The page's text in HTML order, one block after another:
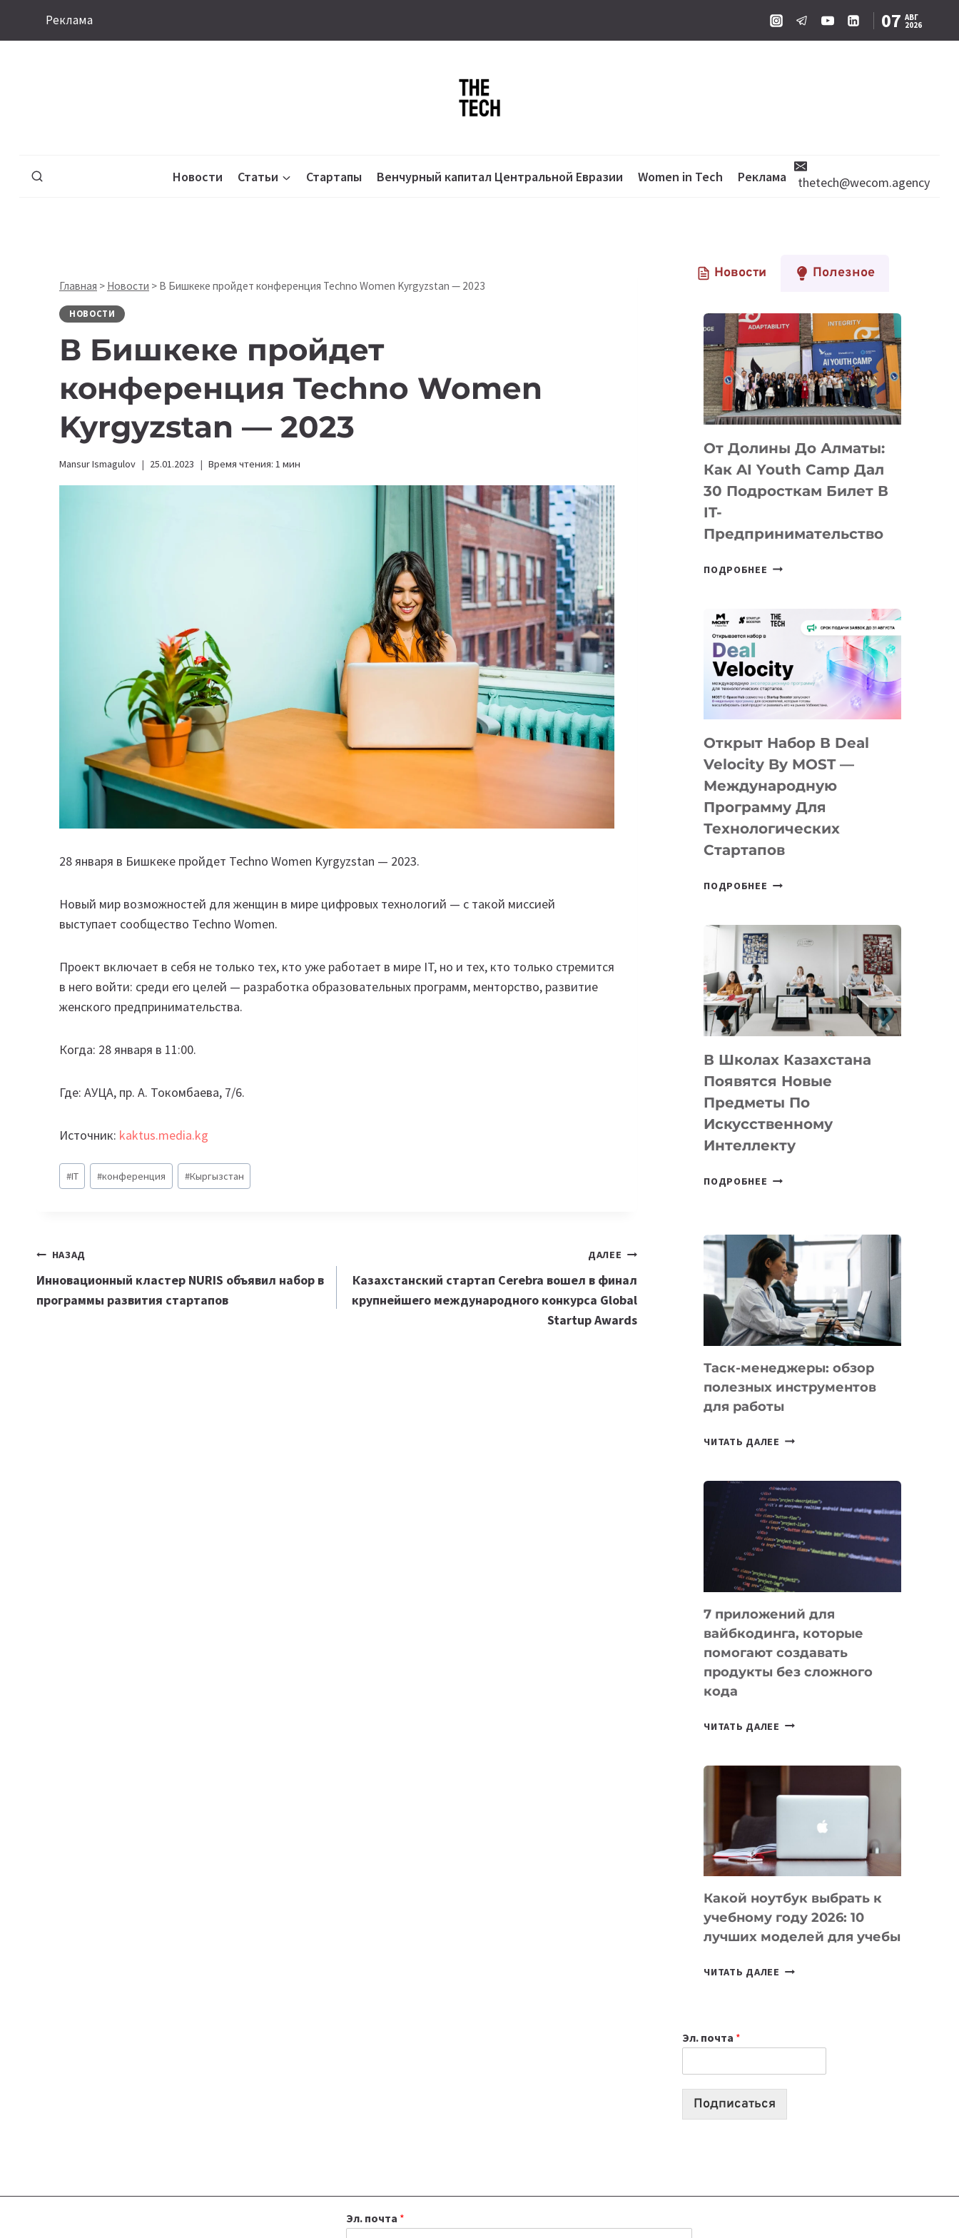
Реклама 07 АВГ
2026
Новости Статьи Стартапы Венчурный капитал Центральной Евразии Women in Tech Реклама thetech@wecom.agency
Главная > Новости > В Бишкеке пройдет конференция Techno Women Kyrgyzstan — 2023
НОВОСТИ
В Бишкеке пройдет
конференция Techno Women
Kyrgyzstan — 2023
Mansur Ismagulov 25.01.2023 Время чтения: 1 мин
28 января в Бишкеке пройдет Techno Women Kyrgyzstan — 2023.
Новый мир возможностей для женщин в мире цифровых технологий — с такой миссией
выступает сообщество Techno Women.
Проект включает в себя не только тех, кто уже работает в мире IT, но и тех, кто только стремится
в него войти: среди его целей — разработка образовательных программ, менторство, развитие
женского предпринимательства.
Когда: 28 января в 11:00.
Где: АУЦА, пр. А. Токомбаева, 7/6.
Источник: kaktus.media.kg
Метки
записи:
#IT #конференция #Кыргызстан
Навигация
по
НАЗАД
Инновационный кластер NURIS объявил набор в
программы развития стартапов
ДАЛЕЕ
Казахстанский стартап Cerebra вошел в финал
крупнейшего международного конкурса Global
Startup Awards
Новости Полезное
От Долины До Алматы:
Как AI Youth Camp Дал
30 Подросткам Билет В
IT-
Предпринимательство
ПОДРОБНЕЕ ОТ
АЛМАТЫ:
YOUTH
CAMP
ДАЛ
ПОДРОСТКАМ
БИЛЕТ
IT-
ПРЕДПРИНИМАТЕЛЬСТВО
Открыт Набор В Deal
Velocity By MOST —
Международную
Программу Для
Технологических
Стартапов
ПОДРОБНЕЕ ОТКРЫТ
DEAL
VELOCITY
MOST
—
МЕЖДУНАРОДНУЮ
ДЛЯ
ТЕХНОЛОГИЧЕСКИХ
СТАРТАПОВ
В Школах Казахстана
Появятся Новые
Предметы По
Искусственному
Интеллекту
ПОДРОБНЕЕ
НОВЫЕ
ПРЕДМЕТЫ
ПО
ИСКУССТВЕННОМУ
ИНТЕЛЛЕКТУ
Таск-менеджеры: обзор
полезных инструментов
для работы
ЧИТАТЬ ДАЛЕЕ ТАСК-
ПОЛЕЗНЫХ
ИНСТРУМЕНТОВ
ДЛЯ
РАБОТЫ
7 приложений для
вайбкодинга, которые
помогают создавать
продукты без сложного
кода
ЧИТАТЬ ДАЛЕЕ
КОТОРЫЕ
СОЗДАВАТЬ
БЕЗ
КОДА
Какой ноутбук выбрать к
учебному году 2026: 10
лучших моделей для учебы
ЧИТАТЬ ДАЛЕЕ КАКОЙ
2026:
10
Эл. почта *
Подписаться
Эл. почта *